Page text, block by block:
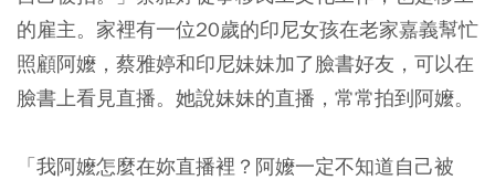
的雇主。家裡有一位20歲的印尼女孩在老家嘉義幫忙
照顧阿嬤，蔡雅婷和印尼妹妹加了臉書好友，可以在
臉書上看見直播。她說妹妹的直播，常常拍到阿嬤。
「我阿嬤怎麼在妳直播裡？阿嬤一定不知道自己被